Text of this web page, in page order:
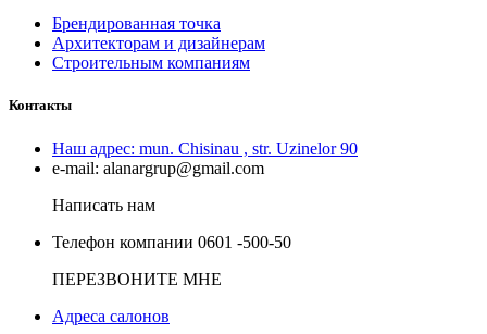
Брендированная точка
Архитекторам и дизайнерам
Строительным компаниям
Контакты
Наш адрес: mun. Chisinau , str. Uzinelor 90
e-mail: alanargrup@gmail.com
Написать нам
Телефон компании 0601 -500-50
ПЕРЕЗВОНИТЕ МНЕ
Адреса салонов